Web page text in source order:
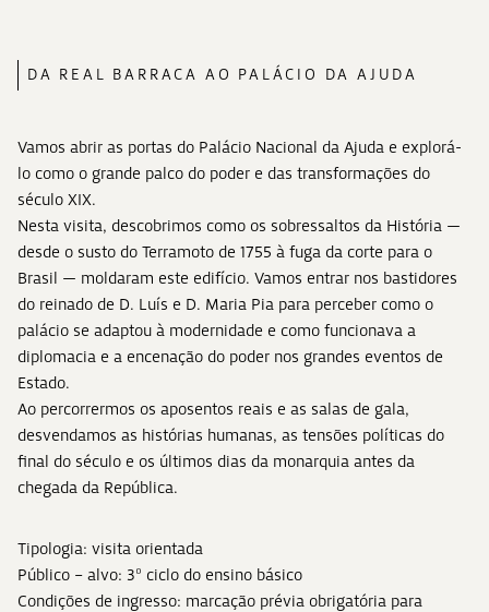
DA REAL BARRACA AO PALÁCIO DA AJUDA
Vamos abrir as portas do Palácio Nacional da Ajuda e explorá-
lo como o grande palco do poder e das transformações do
século XIX.
Nesta visita, descobrimos como os sobressaltos da História —
desde o susto do Terramoto de 1755 à fuga da corte para o
Brasil — moldaram este edifício. Vamos entrar nos bastidores
do reinado de D. Luís e D. Maria Pia para perceber como o
palácio se adaptou à modernidade e como funcionava a
diplomacia e a encenação do poder nos grandes eventos de
Estado.
Ao percorrermos os aposentos reais e as salas de gala,
desvendamos as histórias humanas, as tensões políticas do
final do século e os últimos dias da monarquia antes da
chegada da República.
Tipologia: visita orientada
Público – alvo: 3º ciclo do ensino básico
Condições de ingresso: marcação prévia obrigatória para